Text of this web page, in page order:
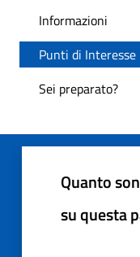
Informazioni
Punti di Interesse
Sei preparato?
Quanto
su questa